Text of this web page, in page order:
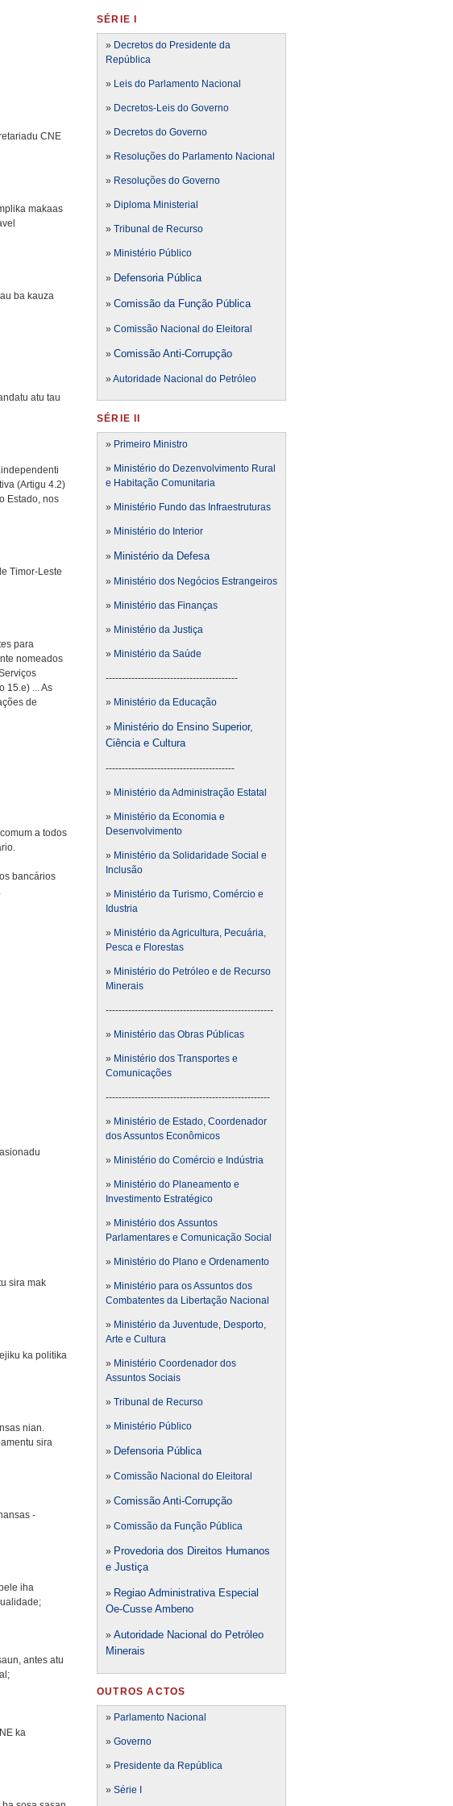
CNE
makaas
ba kauza
atu tau
(Artigu 4.2)
Estado, nos
Timor-Leste
para
nomeados
15.e) ... As
de
a todos
bancários
sira mak
ka politika
nian.
sira
-
iha
antes atu
ka
SÉRIE I
» Decretos do Presidente da
República
» Leis do Parlamento Nacional
» Decretos-Leis do Governo
» Decretos do Governo
» Resoluções do Parlamento Nacional
» Resoluções do Governo
» Diploma Ministerial
» Tribunal de Recurso
» Ministério Público
» Defensoria Pública
» Comissão da Função Pública
» Comissão Nacional do Eleitoral
» Comissão Anti-Corrupção
» Autoridade Nacional do Petróleo
SÉRIE II
» Primeiro Ministro
» Ministério do Dezenvolvimento Rural
e Habitação Comunitaria
» Ministério Fundo das Infraestruturas
» Ministério do Interior
» Ministério da Defesa
» Ministério dos Negócios Estrangeiros
» Ministério das Finanças
» Ministério da Justiça
» Ministério da Saúde
-----------------------------------------
» Ministério da Educação
» Ministério do Ensino Superior,
Ciência e Cultura
----------------------------------------
» Ministério da Administração Estatal
» Ministério da Economia e
Desenvolvimento
» Ministério da Solidaridade Social e
Inclusão
» Ministério da Turismo, Comércio e
Idustria
» Ministério da Agricultura, Pecuária,
Pesca e Florestas
» Ministério do Petróleo e de Recurso
Minerais
----------------------------------------------------
» Ministério das Obras Públicas
» Ministério dos Transportes e
Comunicações
---------------------------------------------------
» Ministério de Estado, Coordenador
dos Assuntos Econômicos
» Ministério do Comércio e Indústria
» Ministério do Planeamento e
Investimento Estratégico
» Ministério dos Assuntos
Parlamentares e Comunicação Social
» Ministério do Plano e Ordenamento
» Ministério para os Assuntos dos
Combatentes da Libertação Nacional
» Ministério da Juventude, Desporto,
Arte e Cultura
» Ministério Coordenador dos
Assuntos Sociais
» Tribunal de Recurso
» Ministério Público
» Defensoria Pública
» Comissão Nacional do Eleitoral
» Comissão Anti-Corrupção
» Comissão da Função Pública
» Provedoria dos Direitos Humanos
e Justiça
» Regiao Administrativa Especial
Oe-Cusse Ambeno
» Autoridade Nacional do Petróleo
Minerais
OUTROS ACTOS
» Parlamento Nacional
» Governo
» Presidente da República
» Série I